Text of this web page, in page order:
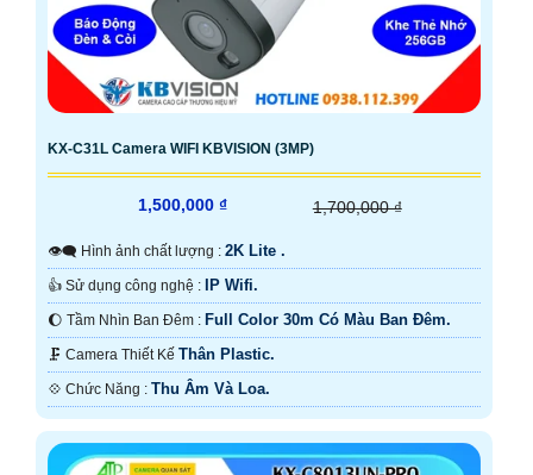
KX-C31L Camera WIFI KBVISION (3MP)
1,500,000 ₫ 1,700,000 ₫
👁️‍🗨 Hình ảnh chất lượng : 2K Lite .
👍 Sử dụng công nghệ : IP Wifi.
🌔 Tầm Nhìn Ban Đêm : Full Color 30m Có Màu Ban Ðêm.
🗜️ Camera Thiết Kế Thân Plastic.
️💠 Chức Năng : Thu Âm Và Loa.